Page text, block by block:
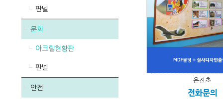
판넬
문화
아크릴현황판
판넬
안전
은진초
전화문의